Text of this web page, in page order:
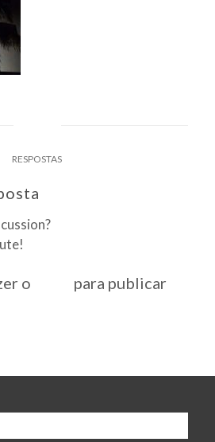
RESPOSTAS
o
para publicar